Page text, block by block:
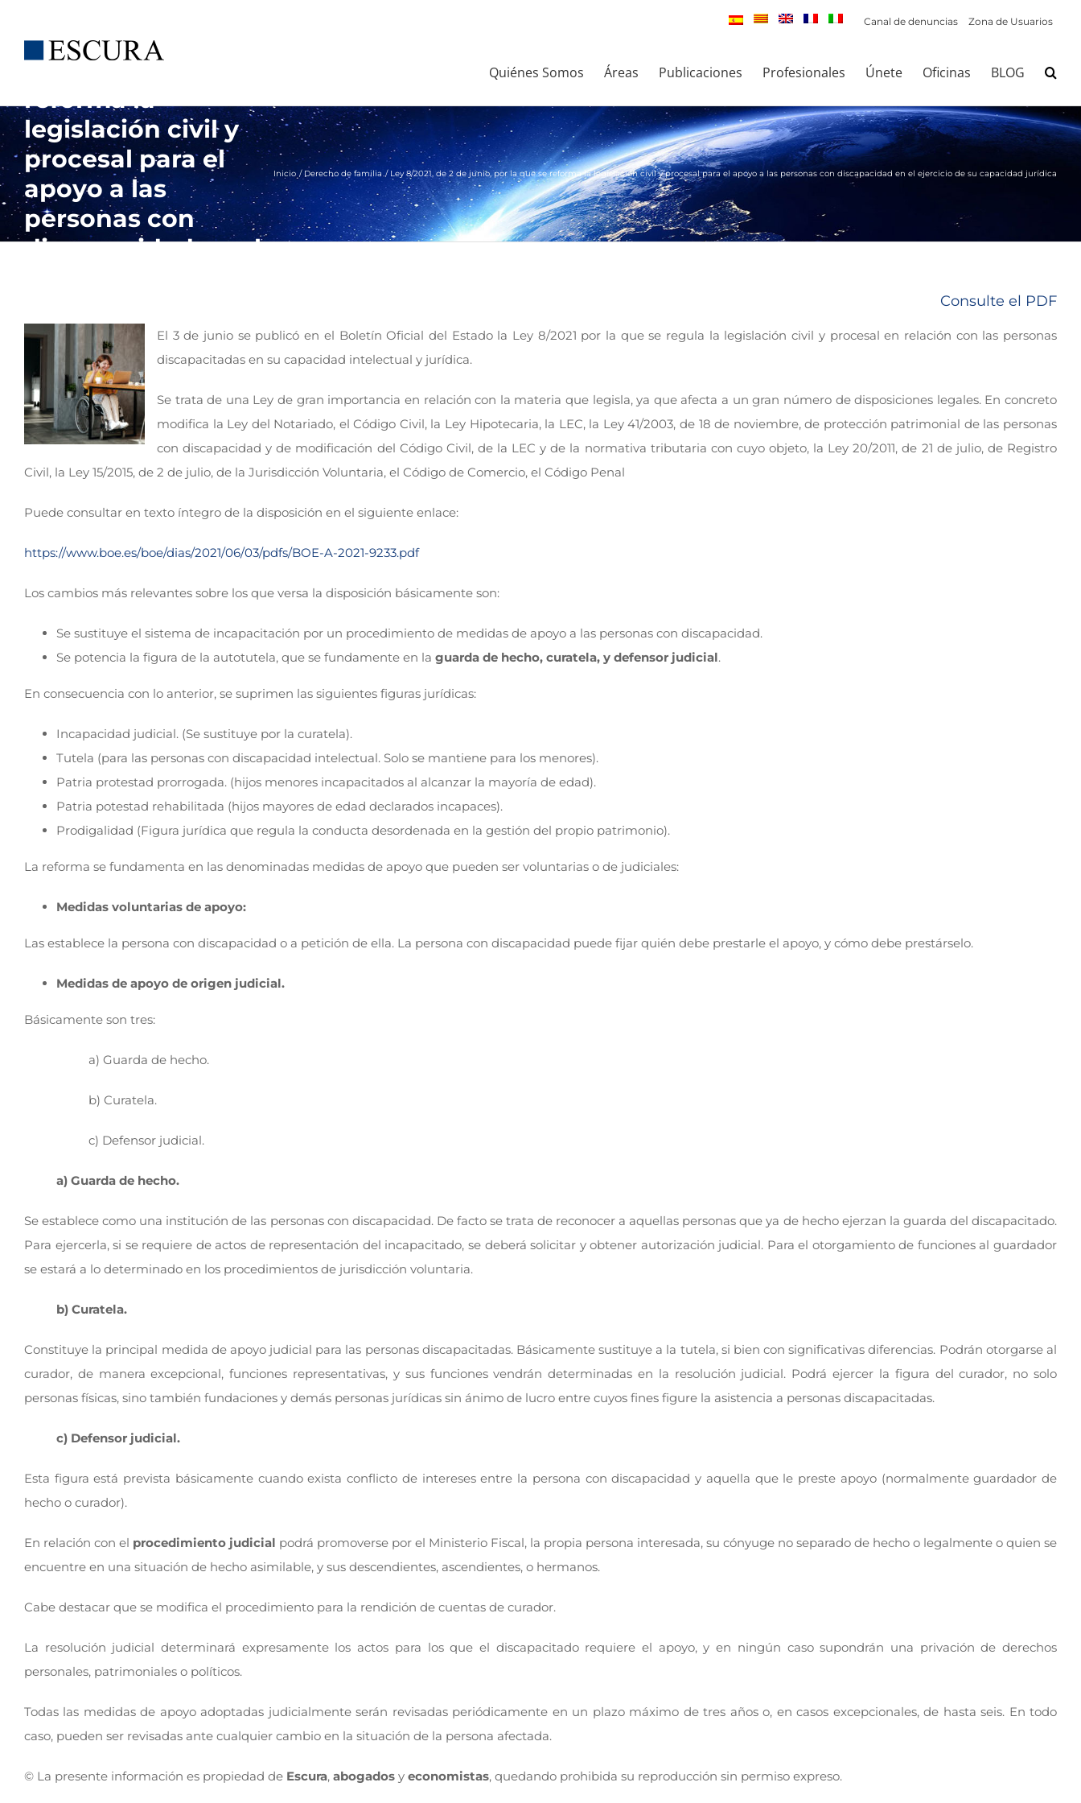
contenido
Canal de denuncias Zona de Usuarios
Quiénes Somos Áreas Publicaciones Profesionales Únete Oficinas BLOG
Ley 8/2021, de 2 de
junio, por la que se
reforma la
legislación civil y
procesal para el
apoyo a las
personas con
discapacidad en el
Inicio Derecho de familia Ley 8/2021, de 2 de junio, por la que se reforma la legislación civil y procesal para el apoyo a las personas con discapacidad en el ejercicio de su capacidad jurídica
Consulte el PDF
El 3 de junio se publicó en el Boletín Oficial del Estado la Ley 8/2021 por la que se regula la legislación civil y procesal en relación con las personas
discapacitadas en su capacidad intelectual y jurídica.
Se trata de una Ley de gran importancia en relación con la materia que legisla, ya que afecta a un gran número de disposiciones legales. En concreto
modifica la Ley del Notariado, el Código Civil, la Ley Hipotecaria, la LEC, la Ley 41/2003, de 18 de noviembre, de protección patrimonial de las personas
con discapacidad y de modificación del Código Civil, de la LEC y de la normativa tributaria con cuyo objeto, la Ley 20/2011, de 21 de julio, de Registro
Civil, la Ley 15/2015, de 2 de julio, de la Jurisdicción Voluntaria, el Código de Comercio, el Código Penal
Puede consultar en texto íntegro de la disposición en el siguiente enlace:
https://www.boe.es/boe/dias/2021/06/03/pdfs/BOE-A-2021-9233.pdf
Los cambios más relevantes sobre los que versa la disposición básicamente son:
Se sustituye el sistema de incapacitación por un procedimiento de medidas de apoyo a las personas con discapacidad.
Se potencia la figura de la autotutela, que se fundamente en la guarda de hecho, curatela, y defensor judicial.
En consecuencia con lo anterior, se suprimen las siguientes figuras jurídicas:
Incapacidad judicial. (Se sustituye por la curatela).
Tutela (para las personas con discapacidad intelectual. Solo se mantiene para los menores).
Patria protestad prorrogada. (hijos menores incapacitados al alcanzar la mayoría de edad).
Patria potestad rehabilitada (hijos mayores de edad declarados incapaces).
Prodigalidad (Figura jurídica que regula la conducta desordenada en la gestión del propio patrimonio).
La reforma se fundamenta en las denominadas medidas de apoyo que pueden ser voluntarias o de judiciales:
Medidas voluntarias de apoyo:
Las establece la persona con discapacidad o a petición de ella. La persona con discapacidad puede fijar quién debe prestarle el apoyo, y cómo debe prestárselo.
Medidas de apoyo de origen judicial.
Básicamente son tres:
a) Guarda de hecho.
b) Curatela.
c) Defensor judicial.
a) Guarda de hecho.
Se establece como una institución de las personas con discapacidad. De facto se trata de reconocer a aquellas personas que ya de hecho ejerzan la guarda del discapacitado.
Para ejercerla, si se requiere de actos de representación del incapacitado, se deberá solicitar y obtener autorización judicial. Para el otorgamiento de funciones al guardador
se estará a lo determinado en los procedimientos de jurisdicción voluntaria.
b) Curatela.
Constituye la principal medida de apoyo judicial para las personas discapacitadas. Básicamente sustituye a la tutela, si bien con significativas diferencias. Podrán otorgarse al
curador, de manera excepcional, funciones representativas, y sus funciones vendrán determinadas en la resolución judicial. Podrá ejercer la figura del curador, no solo
personas físicas, sino también fundaciones y demás personas jurídicas sin ánimo de lucro entre cuyos fines figure la asistencia a personas discapacitadas.
c) Defensor judicial.
Esta figura está prevista básicamente cuando exista conflicto de intereses entre la persona con discapacidad y aquella que le preste apoyo (normalmente guardador de
hecho o curador).
En relación con el procedimiento judicial podrá promoverse por el Ministerio Fiscal, la propia persona interesada, su cónyuge no separado de hecho o legalmente o quien se
encuentre en una situación de hecho asimilable, y sus descendientes, ascendientes, o hermanos.
Cabe destacar que se modifica el procedimiento para la rendición de cuentas de curador.
La resolución judicial determinará expresamente los actos para los que el discapacitado requiere el apoyo, y en ningún caso supondrán una privación de derechos
personales, patrimoniales o políticos.
Todas las medidas de apoyo adoptadas judicialmente serán revisadas periódicamente en un plazo máximo de tres años o, en casos excepcionales, de hasta seis. En todo
caso, pueden ser revisadas ante cualquier cambio en la situación de la persona afectada.
© La presente información es propiedad de Escura, abogados y economistas, quedando prohibida su reproducción sin permiso expreso.